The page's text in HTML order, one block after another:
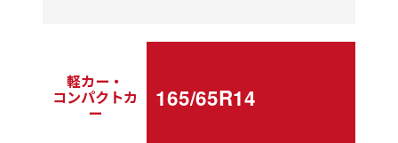
軽カー・
コンパクトカ
ー
165/65R14